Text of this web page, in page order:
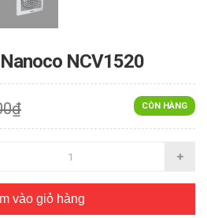
NCV1520
CÒN HÀNG
vào giỏ hàng